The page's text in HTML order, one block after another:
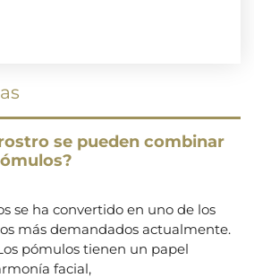
se pueden combinar
se ha convertido en uno de los
más demandados actualmente.
pómulos tienen un papel
facial,